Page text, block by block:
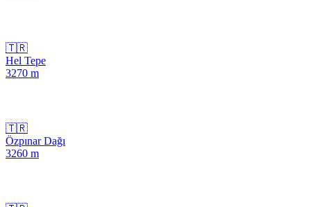
🇹🇷
Hel Tepe
3270 m
🇹🇷
Özpınar Dağı
3260 m